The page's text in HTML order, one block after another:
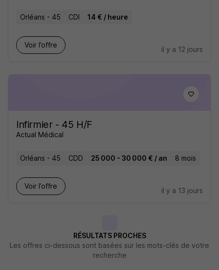
Orléans - 45 CDI 14 € / heure
Voir l’offre
il y a 12 jours
Infirmier - 45 H/F
Actual Médical
Orléans - 45 CDD 25 000 - 30 000 € / an 8 mois
Voir l’offre
il y a 13 jours
RÉSULTATS PROCHES
Les offres ci-dessous sont basées sur les mots-clés de votre
recherche